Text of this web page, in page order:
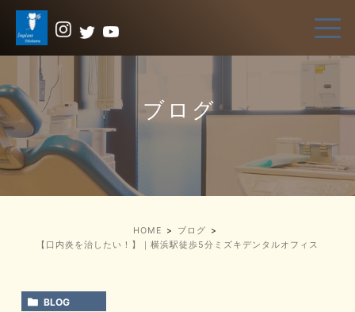
ブログ
HOME
ブログ
【口内炎を治したい！】｜横浜駅徒歩5分ミズキデンタルオフィス
BLOG